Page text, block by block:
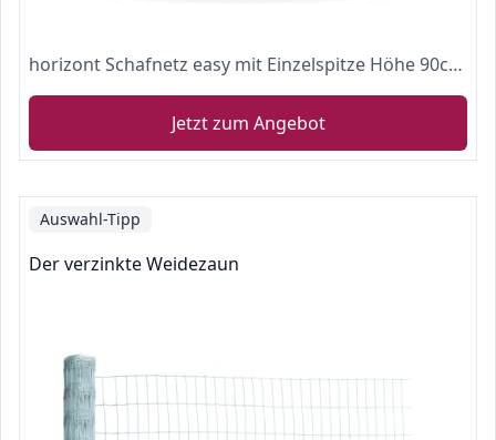
horizont Schafnetz easy mit Einzelspitze Höhe 90cm - Länge 50m - Schafzaun, Weidezaun, Elektrozaun, Ziegenzaun, Stromzaun
Jetzt zum Angebot
Auswahl-Tipp
Der verzinkte Weidezaun